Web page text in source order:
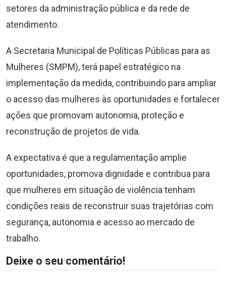
setores da administração pública e da rede de
atendimento.
A Secretaria Municipal de Políticas Públicas para as
Mulheres (SMPM), terá papel estratégico na
implementação da medida, contribuindo para ampliar
o acesso das mulheres às oportunidades e fortalecer
ações que promovam autonomia, proteção e
reconstrução de projetos de vida.
A expectativa é que a regulamentação amplie
oportunidades, promova dignidade e contribua para
que mulheres em situação de violência tenham
condições reais de reconstruir suas trajetórias com
segurança, autonomia e acesso ao mercado de
trabalho.
Deixe o seu comentário!